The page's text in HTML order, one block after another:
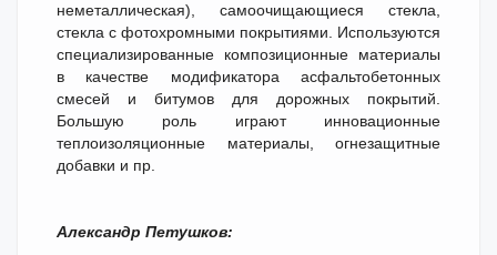
неметаллическая), самоочищающиеся стекла,
стекла с фотохромными покрытиями. Используются
специализированные композиционные материалы
в качестве модификатора асфальтобетонных
смесей и битумов для дорожных покрытий.
Большую роль играют инновационные
теплоизоляционные материалы, огнезащитные
добавки и пр.
Александр Петушков: